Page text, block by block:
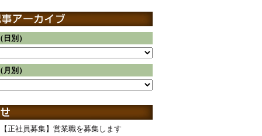
別）
別）
【正社員募集】営業職を募集します